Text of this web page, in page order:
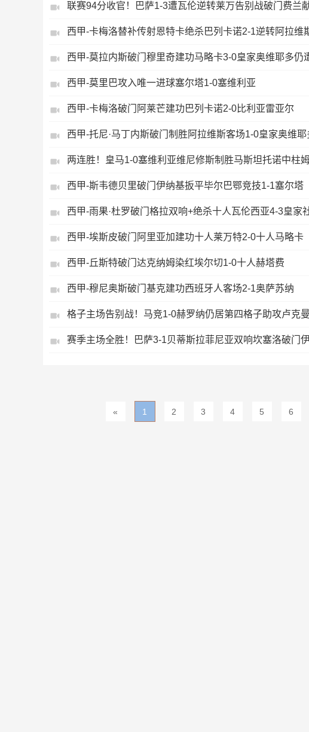
联赛94分收官！巴萨1-3遭瓦伦逆转莱万告别战破门费兰
西甲-卡梅洛替补传射恩特卡绝杀巴列卡诺2-1逆转阿拉维
西甲-莫拉内斯破门穆里奇建功马略卡3-0皇家奥维耶多仍
西甲-莫里巴攻入唯一进球塞尔塔1-0塞维利亚
西甲-卡梅洛破门阿莱芒建功巴列卡诺2-0比利亚雷亚尔
西甲-托尼·马丁内斯破门制胜阿拉维斯客场1-0皇家奥维耶
两连胜！皇马1-0塞维利亚维尼修斯制胜马斯坦托诺中柱
西甲-斯韦德贝里破门伊纳基扳平毕尔巴鄂竞技1-1塞尔塔
西甲-雨果·杜罗破门格拉双响+绝杀十人瓦伦西亚4-3皇家
西甲-埃斯皮破门阿里亚加建功十人莱万特2-0十人马略卡
西甲-丘斯特破门达克纳姆染红埃尔切1-0十人赫塔费
西甲-穆尼奥斯破门基克建功西班牙人客场2-1奥萨苏纳
格子主场告别战！马竞1-0赫罗纳仍居第四格子助攻卢克
赛季主场全胜！巴萨3-1贝蒂斯拉菲尼亚双响坎塞洛破门
« 1 2 3 4 5 6